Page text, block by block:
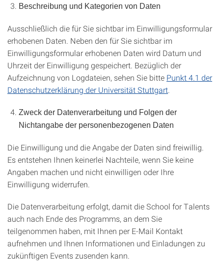
Beschreibung und Kategorien von Daten
Ausschließlich die für Sie sichtbar im Einwilligungsformular
erhobenen Daten. Neben den für Sie sichtbar im
Einwilligungsformular erhobenen Daten wird Datum und
Uhrzeit der Einwilligung gespeichert. Bezüglich der
Aufzeichnung von Logdateien, sehen Sie bitte Punkt 4.1 der
Datenschutzerklärung der Universität Stuttgart
Zweck der Datenverarbeitung und Folgen der
Nichtangabe der personenbezogenen Daten
Die Einwilligung und die Angabe der Daten sind freiwillig.
Es entstehen Ihnen keinerlei Nachteile, wenn Sie keine
Angaben machen und nicht einwilligen oder Ihre
Einwilligung widerrufen.
Die Datenverarbeitung erfolgt, damit die School for Talents
auch nach Ende des Programms, an dem Sie
teilgenommen haben, mit Ihnen per E-Mail Kontakt
aufnehmen und Ihnen Informationen und Einladungen zu
zukünftigen Events zusenden kann.